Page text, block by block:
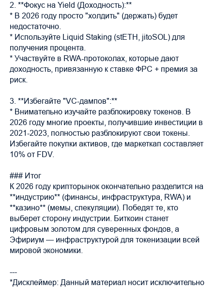
2. **Фокус на Yield (Доходность):**
* В 2026 году просто "холдить" (держать) будет
недостаточно.
* Используйте Liquid Staking (stETH, jitoSOL) для
получения процента.
* Участвуйте в RWA-протоколах, которые дают
доходность, привязанную к ставке ФРС + премия за
риск.
3. **Избегайте "VC-дампов":**
* Внимательно изучайте разблокировку токенов. В
2026 году многие проекты, получившие инвестиции в
2021-2023, полностью разблокируют свои токены.
Избегайте покупки активов, где маркеткап составляет
10% от FDV.
### Итог
К 2026 году крипторынок окончательно разделится на
**индустрию** (финансы, инфраструктура, RWA) и
**казино** (мемы, спекуляции). Победят те, кто
выберет сторону индустрии. Биткоин станет
цифровым золотом для суверенных фондов, а
Эфириум — инфраструктурой для токенизации всей
мировой экономики.
---
*Дисклеймер: Данный материал носит исключительно